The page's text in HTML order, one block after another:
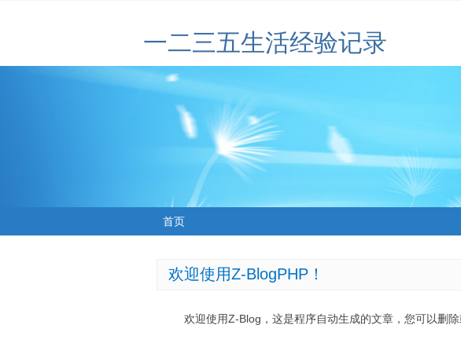
一二三五生活经验记录
首页
欢迎使用Z-BlogPHP！
欢迎使用Z-Blog，这是程序自动生成的文章，您可以删